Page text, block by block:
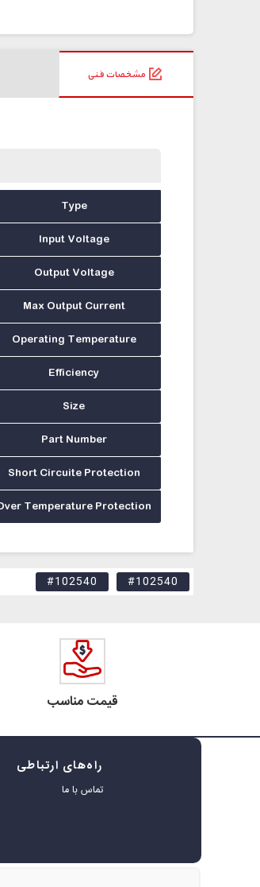
مشخصات فنی
Type
Input Voltage
Output Voltage
Max Output Current
Operating Temperature
Efficiency
Size
Part Number
Short Circuite Protection
Temperature Protection
#102540
#102540
قیمت مناسب
راه‌های ارتباطی
تماس با ما